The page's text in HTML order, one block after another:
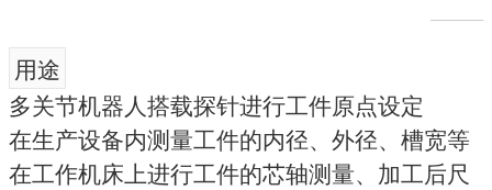
用途
多关节机器人搭载探针进行工件原点设定
在生产设备内测量工件的内径、外径、槽宽等
在工作机床上进行工件的芯轴测量、加工后尺